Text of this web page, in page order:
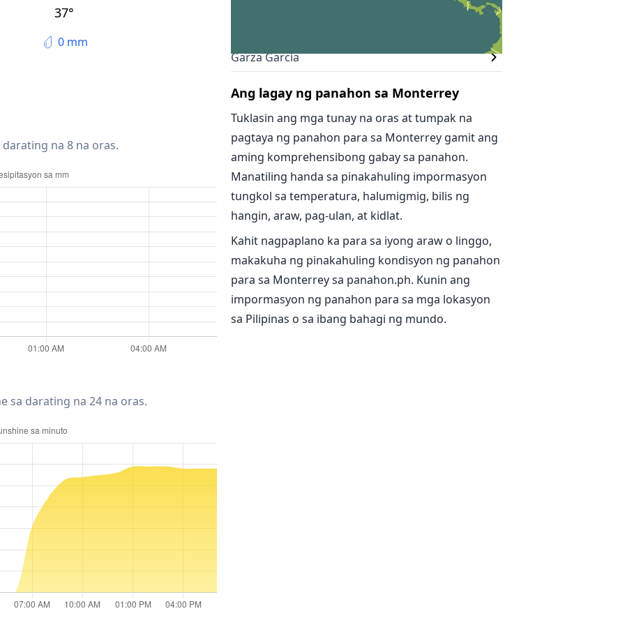
37°
0 mm
na 8 na oras.
sa darating na 24 na oras.
Garza García
Ang lagay ng panahon sa Monterrey
Tuklasin ang mga tunay na oras at tumpak na
pagtaya ng panahon para sa Monterrey gamit ang
aming komprehensibong gabay sa panahon.
Manatiling handa sa pinakahuling impormasyon
tungkol sa temperatura, halumigmig, bilis ng
hangin, araw, pag-ulan, at kidlat.
Kahit nagpaplano ka para sa iyong araw o linggo,
makakuha ng pinakahuling kondisyon ng panahon
para sa Monterrey sa panahon.ph. Kunin ang
impormasyon ng panahon para sa mga lokasyon
sa Pilipinas o sa ibang bahagi ng mundo.